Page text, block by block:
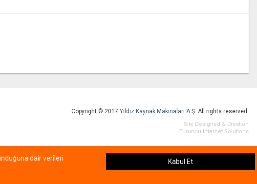
Copyright © 2017 Yıldız Kaynak Makinaları A.Ş. All rights reserved.
Site Designed & Creation
Turuncu Internet Solutions
Canlı Destek
dair verileri
Kabul Et